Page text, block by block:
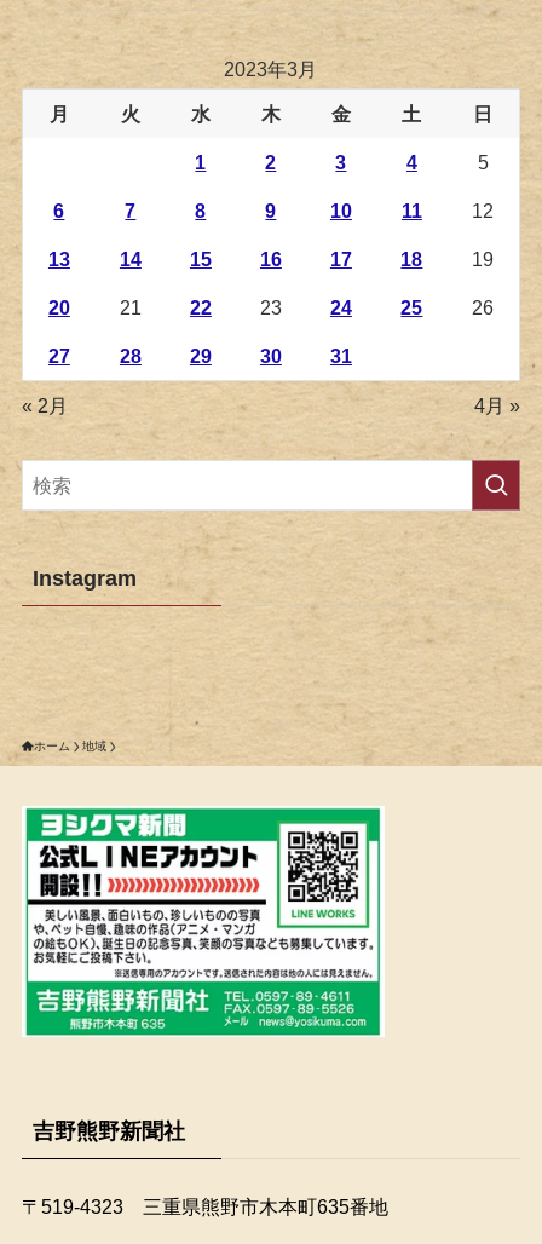
2023年3月
月 火 水 木 金 土 日
1 2 3 4 5
6 7 8 9 10 11 12
13 14 15 16 17 18 19
20 21 22 23 24 25 26
27 28 29 30 31
« 2月 4月 »
Instagram
ホーム 地域
吉野熊野新聞社
〒519-4323 三重県熊野市木本町635番地